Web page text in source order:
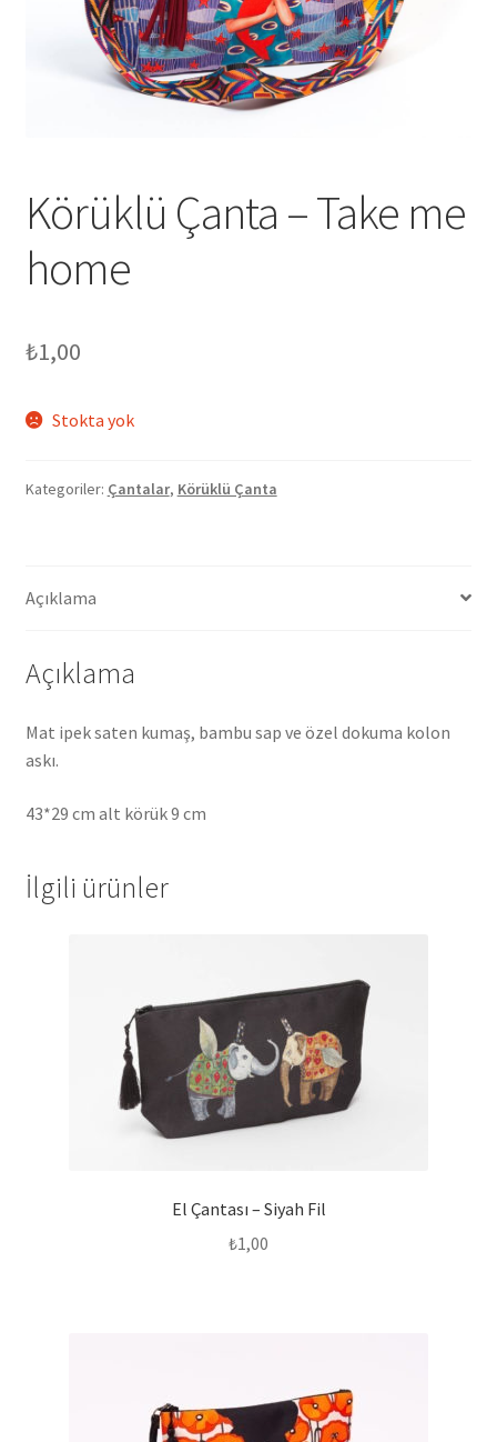
Körüklü Çanta – Take me
home
₺1,00
Stokta yok
Kategoriler: Çantalar, Körüklü Çanta
Açıklama
Açıklama
Mat ipek saten kumaş, bambu sap ve özel dokuma kolon
askı.
43*29 cm alt körük 9 cm
İlgili ürünler
El Çantası – Siyah Fil
₺1,00